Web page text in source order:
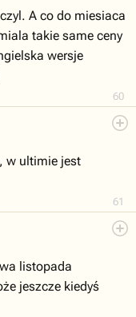
60
A co do miesiaca
takie same ceny
wersje
61
w ultimie jest
listopada
jeszcze kiedyś